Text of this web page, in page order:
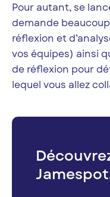
Pour autant, se
demande
réflexion et
vos équipes) ainsi
de réflexion pour
lequel vous allez